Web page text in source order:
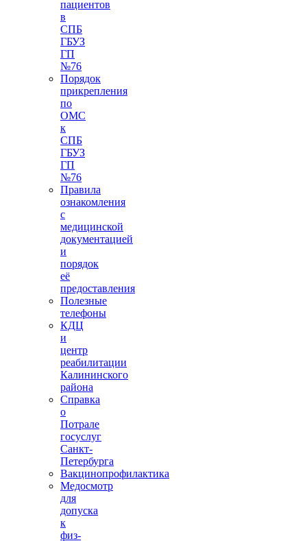
пациентов
в
СПБ
ГБУЗ
ГП
№76
Порядок
прикрепления
по
ОМС
к
СПБ
ГБУЗ
ГП
№76
Правила
ознакомления
с
медицинской
документацией
и
порядок
её
предоставления
Полезные
телефоны
КДЦ
и
центр
реабилитации
Калининского
района
Справка
о
Потрале
госуслуг
Санкт-
Петербурга
Вакцинопрофилактика
Медосмотр
для
допуска
к
физ-